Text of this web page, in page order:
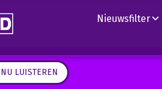
Nieuwsfilter
NU LUISTEREN